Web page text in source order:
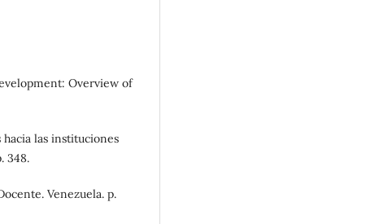
Overview of
hacia las instituciones
348.
Venezuela. p.